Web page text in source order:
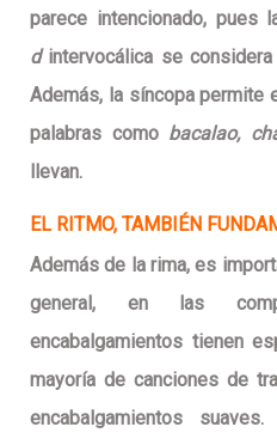
parece intencionado, pues
d intervocálica se
Además, la síncopa permite
palabras como bacalao,
llevan.
EL RITMO, TAMBIÉN
Además de la rima, es
general, en las
encabalgamientos tienen
mayoría de canciones de
encabalgamientos